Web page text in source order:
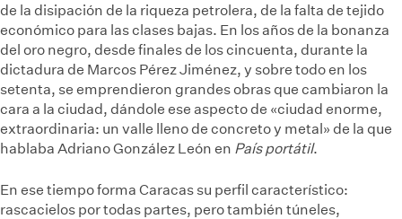
de la disipación de la riqueza petrolera, de la falta de tejido
económico para las clases bajas. En los años de la bonanza
del oro negro, desde finales de los cincuenta, durante la
dictadura de Marcos Pérez Jiménez, y sobre todo en los
setenta, se emprendieron grandes obras que cambiaron la
cara a la ciudad, dándole ese aspecto de «ciudad enorme,
extraordinaria: un valle lleno de concreto y metal» de la que
hablaba Adriano González León en País portátil.
En ese tiempo forma Caracas su perfil característico:
rascacielos por todas partes, pero también túneles,